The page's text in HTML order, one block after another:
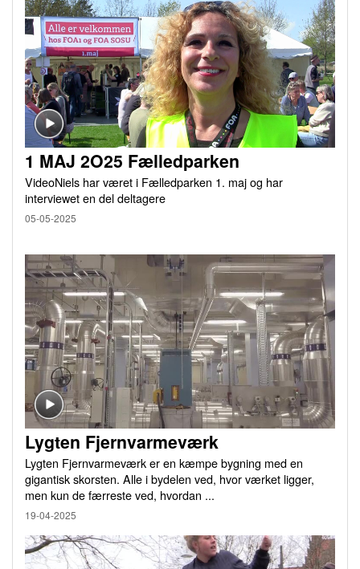
1 MAJ 2O25 Fælledparken
VideoNiels har været i Fælledparken 1. maj og har
interviewet en del deltagere
05-05-2025
Lygten Fjernvarmeværk
Lygten Fjernvarmeværk er en kæmpe bygning med en
gigantisk skorsten. Alle i bydelen ved, hvor værket ligger,
men kun de færreste ved, hvordan ...
19-04-2025